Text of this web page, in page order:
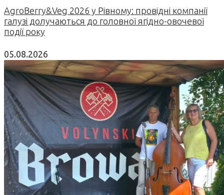
AgroBerry&Veg 2026 у Рівному: провідні компанії
галузі долучаються до головної ягідно-овочевої
події року
05.08.2026